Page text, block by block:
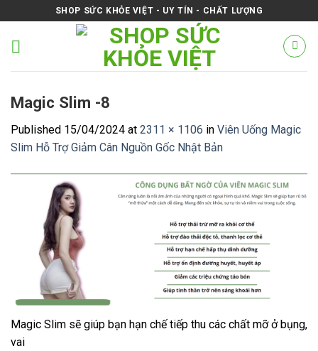
to
content
SHOP SỨC KHỎE VIỆT - UY TÍN - CHẤT LƯỢNG
Magic Slim -8
Published 15/04/2024 at 2311 × 1106 in Viên Uống Magic
Slim Hỗ Trợ Giảm Cân Nguồn Gốc Nhật Bản
Magic Slim sẽ giúp bạn hạn chế tiếp thu các chất mỡ ở bụng,
vai